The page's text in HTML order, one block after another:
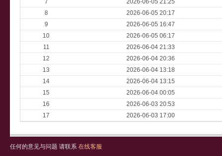
7
2026-06-05 21:25
8
2026-06-05 20:17
9
2026-06-05 16:47
10
2026-06-05 06:17
11
2026-06-04 21:33
12
2026-06-04 20:36
13
2026-06-04 13:18
14
2026-06-04 13:15
15
2026-06-04 00:05
16
2026-06-03 20:53
17
2026-06-03 17:00
任何的意见与问题 请联系 在线客服